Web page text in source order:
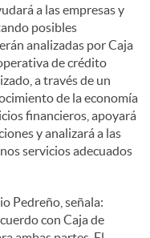
a las empresas y
posibles
analizadas por Caja
de crédito
a través de un
de la economía
financieros, apoyará
y analizará a las
servicios adecuados
Pedreño, señala:
con Caja de